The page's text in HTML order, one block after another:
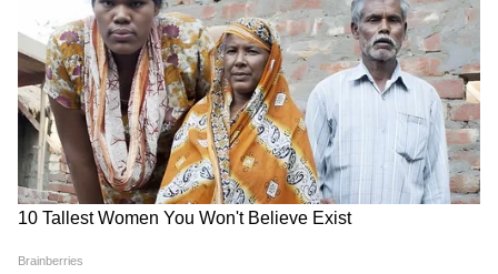
वजह से आपको मानसिक तनाव का सामना करना पड़
सकता है। पिता से मिलने वाले धन में भी कटौती हो सकती
है।
- मंगल का राशि परिवर्तन आपका उग्र कर सकता है। इस
वजह से आप किसी विवाद में भी फंस सकते हैं। इसलिए
कम से कम बोलने की कोशिश करें।
ये भी पढ़ें-
शनि, सूर्य और हनुमानजी की पूजा के लिए खास है
DOWNLOAD APP